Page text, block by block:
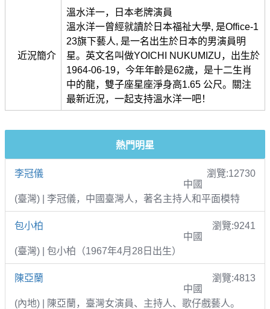
近況簡介
溫水洋一，日本老牌演員
溫水洋一曾經就讀於日本福祉大學, 是Office-1
23旗下藝人, 是一名出生於日本的男演員明
星。英文名叫做YOICHI NUKUMIZU，出生於
1964-06-19，今年年齡是62歲，是十二生肖
中的龍，雙子座星座淨身高1.65 公尺。關注
最新近況，一起支持溫水洋一吧！
熱門明星
李冠儀
瀏覽:12730
中國
(臺灣) | 李冠儀，中國臺灣人，著名主持人和平面模特
包小柏
瀏覽:9241
中國
(臺灣) | 包小柏（1967年4月28日出生）
陳亞蘭
瀏覽:4813
中國
(內地) | 陳亞蘭，臺灣女演員、主持人、歌仔戲藝人。